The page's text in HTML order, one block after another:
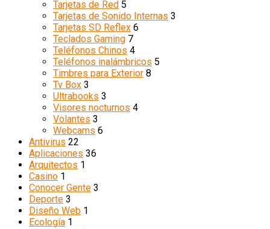
Tarjetas de Red 5
Tarjetas de Sonido Internas 3
Tarjetas SD Reflex 6
Teclados Gaming 7
Teléfonos Chinos 4
Teléfonos inalámbricos 5
Timbres para Exterior 8
Tv Box 3
Ultrabooks 3
Visores nocturnos 4
Volantes 3
Webcams 6
Antivirus 22
Aplicaciones 36
Arquitectos 1
Casino 1
Conocer Gente 3
Deporte 3
Diseño Web 1
Ecología 1